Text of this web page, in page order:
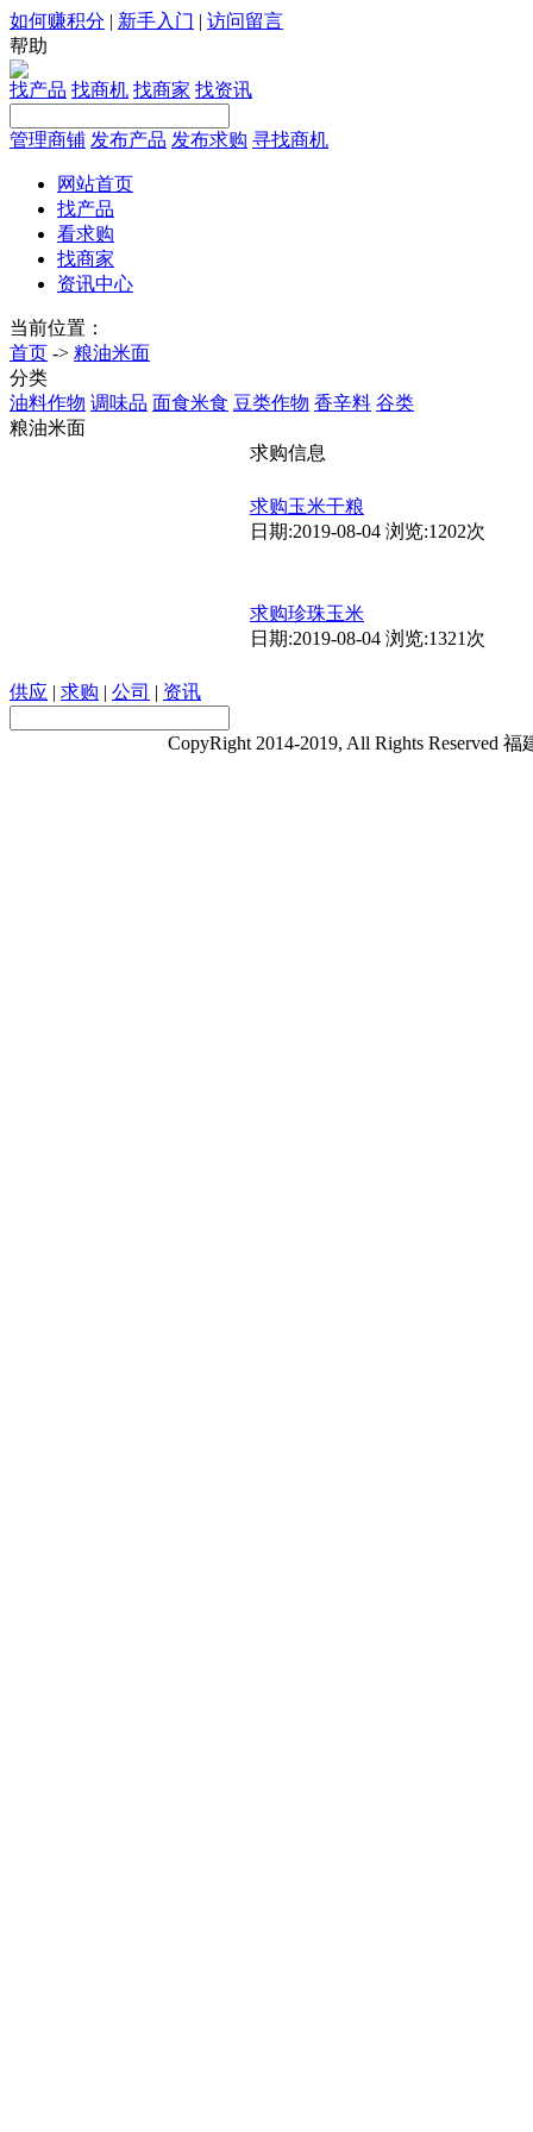
如何赚积分 | 新手入门 | 访问留言
帮助
找产品 找商机 找商家 找资讯
管理商铺 发布产品 发布求购 寻找商机
网站首页
找产品
看求购
找商家
资讯中心
当前位置：
首页 -> 粮油米面
分类
油料作物 调味品 面食米食 豆类作物 香辛料 谷类
粮油米面
求购信息
求购玉米干粮
日期:2019-08-04 浏览:1202次
求购珍珠玉米
日期:2019-08-04 浏览:1321次
供应 | 求购 | 公司 | 资讯
CopyRight 2014-2019, All Rights Reserved